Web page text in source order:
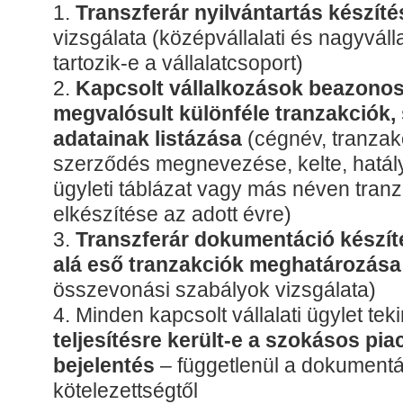
Transzferár nyilvántartás
vizsgálata (középvállalati és
tartozik-e a vállalatcsoport)
Kapcsolt vállalkozások
megvalósult különféle tranzakciók,
adatainak listázása (cégnév,
szerződés megnevezése, kelte,
ügyleti táblázat vagy más néven
elkészítése az adott évre)
Transzferár dokumentáció
alá eső tranzakciók meghatározása
összevonási szabályok vizsgálata)
Minden kapcsolt vállalati ügylet
teljesítésre került-e a szokásos
bejelentés – függetlenül a
kötelezettségtől